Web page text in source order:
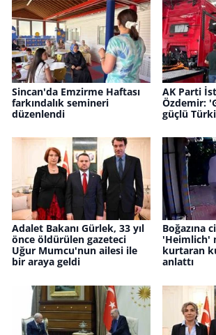
Sincan'da Emzirme Haftası
farkındalık semineri
düzenlendi
AK Parti
Özdemir:
güçlü
Adalet Bakanı Gürlek, 33 yıl
önce öldürülen gazeteci
Uğur Mumcu'nun ailesi ile
bir araya geldi
Boğazına
'Heimlich'
kurtaran
anlattı